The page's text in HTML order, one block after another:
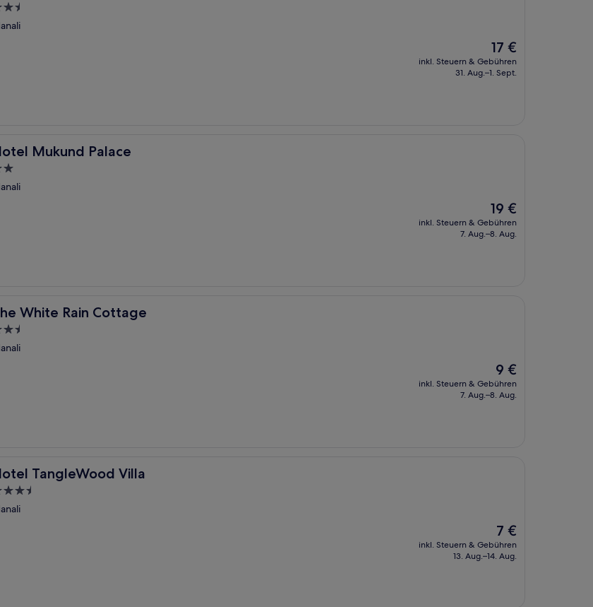
Der
Preis
beträgt
17 €
inkl. Steuern & Gebühren
31. Aug.–1. Sept.
Mukund Palace
Mukund Palace
Der
Preis
beträgt
19 €
inkl. Steuern & Gebühren
7. Aug.–8. Aug.
White Rain Cottage
White Rain Cottage
Der
Preis
beträgt
9 €
inkl. Steuern & Gebühren
7. Aug.–8. Aug.
TangleWood Villa
TangleWood Villa
Der
Preis
beträgt
7 €
inkl. Steuern & Gebühren
13. Aug.–14. Aug.